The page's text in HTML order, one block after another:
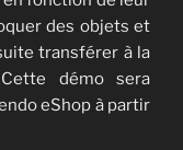
des objets et
transférer à la
démo sera
eShop à partir